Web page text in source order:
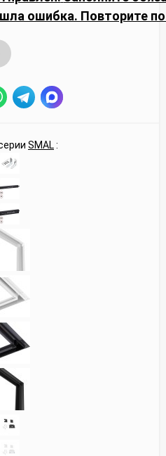
ошибка. Повторите
SMAL: